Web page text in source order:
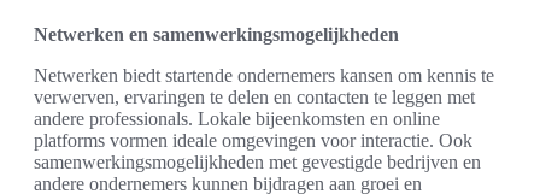
Netwerken en samenwerkingsmogelijkheden
Netwerken biedt startende ondernemers kansen om kennis te
verwerven, ervaringen te delen en contacten te leggen met
andere professionals. Lokale bijeenkomsten en online
platforms vormen ideale omgevingen voor interactie. Ook
samenwerkingsmogelijkheden met gevestigde bedrijven en
andere ondernemers kunnen bijdragen aan groei en